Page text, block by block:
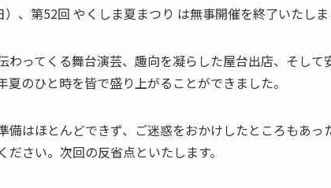
、第52回 やくしま夏まつり は無事開催を終了いたしま
わってくる舞台演芸、趣向を凝らした屋台出店、そし
夏のひと時を皆で盛り上がることができました。
備はほとんどできず、ご迷惑をおかけしたところもあっ
ださい。次回の反省点といたします。